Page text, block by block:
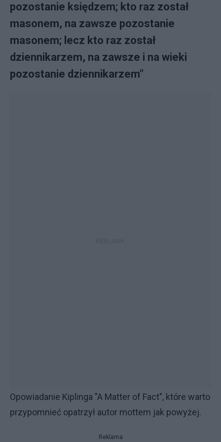
pozostanie księdzem; kto raz został
masonem, na zawsze pozostanie
masonem; lecz kto raz został
dziennikarzem, na zawsze i na wieki
pozostanie dziennikarzem"
Opowiadanie Kiplinga "A Matter of Fact", które warto
przypomnieć opatrzył autor mottem jak powyżej.
Reklama